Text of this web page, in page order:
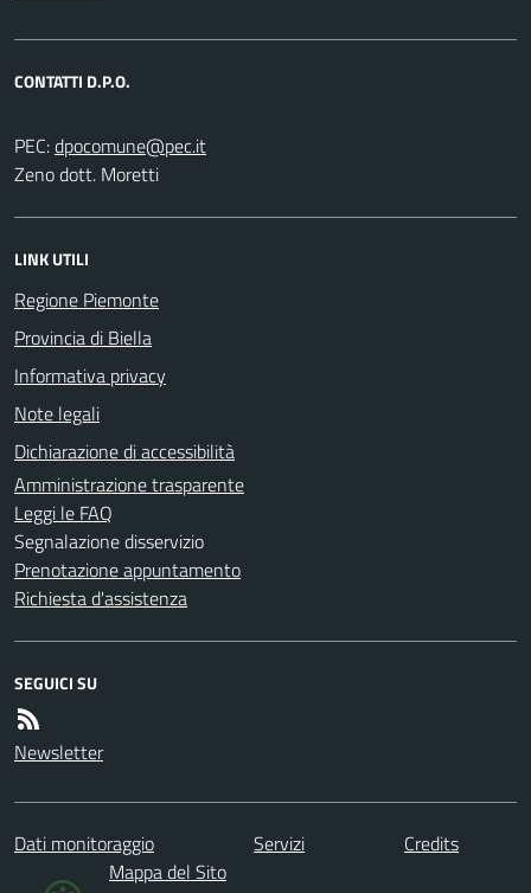
CONTATTI D.P.O.
PEC:
Zeno dott. Moretti
LINK UTILI
Regione Piemonte
Provincia di Biella
Informativa privacy
Note legali
Dichiarazione di accessibilità
Amministrazione trasparente
Leggi le FAQ
Segnalazione disservizio
Prenotazione appuntamento
Richiesta d'assistenza
SEGUICI SU
Newsletter
Dati monitoraggio Servizi
Credits
Mappa del Sito